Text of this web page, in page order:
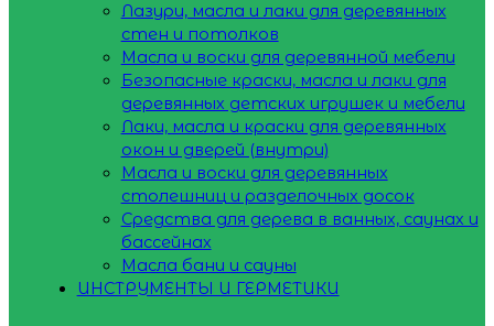
Лазури, масла и лаки для деревянных
стен и потолков
Масла и воски для деревянной мебели
Безопасные краски, масла и лаки для
деревянных детских игрушек и мебели
Лаки, масла и краски для деревянных
окон и дверей (внутри)
Масла и воски для деревянных
столешниц и разделочных досок
Средства для дерева в ванных, саунах и
бассейнах
Масла бани и сауны
ИНСТРУМЕНТЫ И ГЕРМЕТИКИ